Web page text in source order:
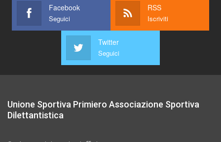
Facebook
Seguici
RSS
Iscriviti
Twitter
Seguici
Unione Sportiva Primiero Associazione Sportiva
Dilettantistica